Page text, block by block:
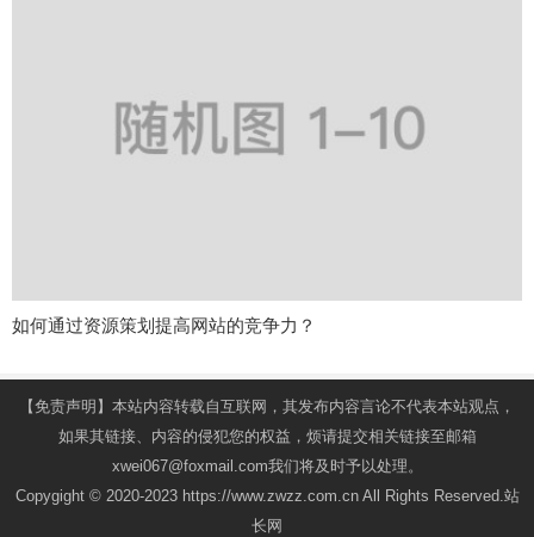
如何通过资源策划提高网站的竞争力？
【免责声明】本站内容转载自互联网，其发布内容言论不代表本站观点，
如果其链接、内容的侵犯您的权益，烦请提交相关链接至邮箱
xwei067@foxmail.com我们将及时予以处理。
Copygight © 2020-2023 https://www.zwzz.com.cn All Rights Reserved.站
长网